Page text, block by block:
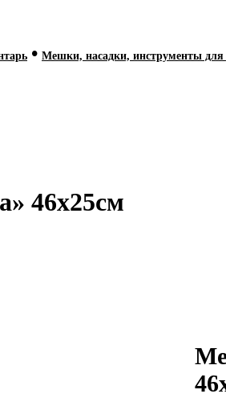
• Мешки, насадки, инструменты
46х25см